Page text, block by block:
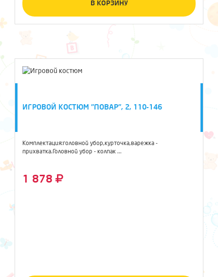
В КОРЗИНУ
ИГРОВОЙ КОСТЮМ "ПОВАР", 2, 110-146
Комплектация:головной убор,курточка,варежка -
прихватка.Головной убор - колпак ...
1 878